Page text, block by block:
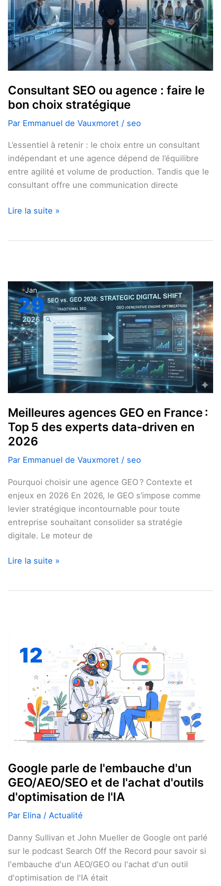
Consultant SEO ou agence : faire le
bon choix stratégique
Par Emmanuel de Vauxmoret / seo
L’essentiel à retenir : le choix entre un consultant
indépendant et une agence dépend de l’équilibre
entre agilité et volume de production. Tandis que le
consultant offre une communication directe
agence
:
faire
le
bon
choix
Lire la suite »
Jan
29
2026
Meilleures agences GEO en France :
Top 5 des experts data‑driven en
2026
Par Emmanuel de Vauxmoret / seo
Pourquoi choisir une agence GEO ? Contexte et
enjeux en 2026 En 2026, le GEO s’impose comme
levier stratégique incontournable pour toute
entreprise souhaitant consolider sa stratégie
digitale. Le moteur de
Meilleures
agences
GEO
en
France :
Top 5
des
experts
data‑driven
en
2026
Lire la suite »
12
Google parle de l'embauche d'un
GEO/AEO/SEO et de l'achat d'outils
d'optimisation de l'IA
Par Elina / Actualité
Danny Sullivan et John Mueller de Google ont parlé
sur le podcast Search Off the Record pour savoir si
l'embauche d'un AEO/GEO ou l'achat d'un outil
d'optimisation de l'IA était
parle
l'embauche
GEO/AEO/SEO
l'achat
d'optimisation
de
l'IA